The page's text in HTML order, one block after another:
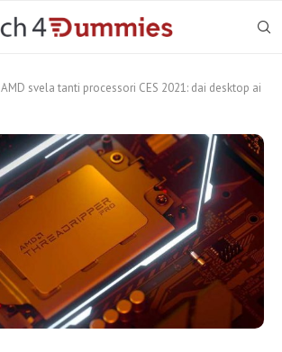
AMD svela tanti processori CES 2021: dai desktop ai